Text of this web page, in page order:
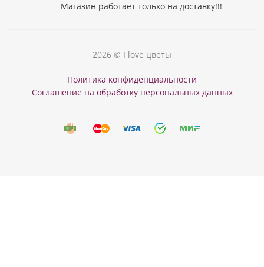
Магазин работает только на доставку!!!
2026 © I love цветы
Политика конфиденциальности
Соглашение на обработку персональных данных